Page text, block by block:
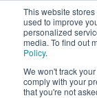
This website
used to improve
personalized
media. To find out
Policy.
We won't track
comply with your
that you're not